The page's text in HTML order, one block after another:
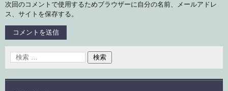
次回のコメントで使用するためブラウザーに自分の名前、メールアドレ
ス、サイトを保存する。